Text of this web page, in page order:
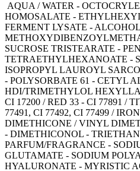
AQUA / WATER -
HOMOSALATE -
FERMENT LYSATE -
SUCROSE TRISTEARATE -
TETRAETHYLHEXANOATE -
ISOPROPYL LAUROYL
- POLYSORBATE 61 - CETYL
HDI/TRIMETHYLOL
CI 17200 / RED 33 - CI 77891 /
77491, CI 77492, CI 77499 /
DIMETHICONE / VINYL
- DIMETHICONOL -
PARFUM/FRAGRANCE -
GLUTAMATE - SODIUM
HYALURONATE - MYRISTIC